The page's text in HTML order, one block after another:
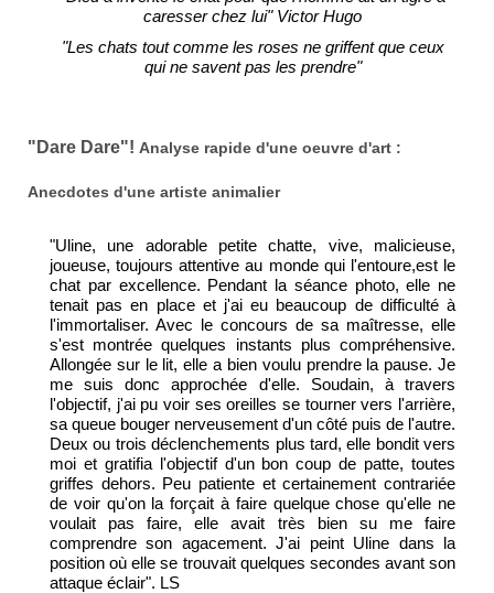
caresser chez lui" Victor Hugo
"Les chats tout comme les roses ne griffent que ceux
qui ne savent pas les prendre"
"Dare Dare"! Analyse rapide d'une oeuvre d'art :
Anecdotes d'une artiste animalier
"Uline, une adorable petite chatte, vive, malicieuse,
joueuse, toujours attentive au monde qui l'entoure,est le
chat par excellence. Pendant la séance photo, elle ne
tenait pas en place et j'ai eu beaucoup de difficulté à
l'immortaliser. Avec le concours de sa maîtresse, elle
s'est montrée quelques instants plus compréhensive.
Allongée sur le lit, elle a bien voulu prendre la pause. Je
me suis donc approchée d'elle. Soudain, à travers
l'objectif, j'ai pu voir ses oreilles se tourner vers l'arrière,
sa queue bouger nerveusement d'un côté puis de l'autre.
Deux ou trois déclenchements plus tard, elle bondit vers
moi et gratifia l'objectif d'un bon coup de patte, toutes
griffes dehors. Peu patiente et certainement contrariée
de voir qu'on la forçait à faire quelque chose qu'elle ne
voulait pas faire, elle avait très bien su me faire
comprendre son agacement. J'ai peint Uline dans la
position où elle se trouvait quelques secondes avant son
attaque éclair". LS